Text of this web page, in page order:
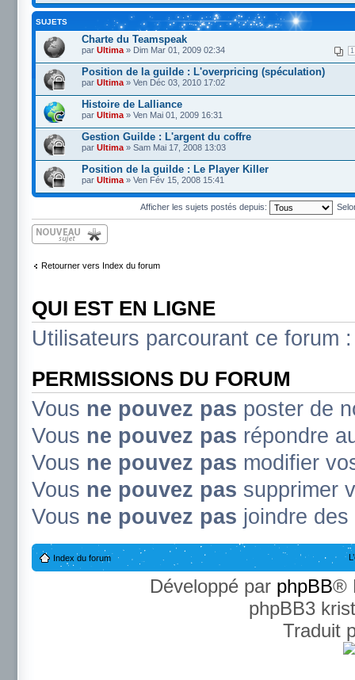
SUJETS
Charte du Teamspeak
1
par Ultima » Dim Mar 01, 2009 02:34
Position de la guilde : L'overpricing (spéculation)
par Ultima » Ven Déc 03, 2010 17:02
Histoire de Lalliance
par Ultima » Ven Mai 01, 2009 16:31
Gestion Guilde : L'argent du coffre
par Ultima » Sam Mai 17, 2008 13:03
Position de la guilde : Le Player Killer
par Ultima » Ven Fév 15, 2008 15:41
Afficher les sujets postés depuis:
Écrire un nouveau
sujet
Retourner vers Index du forum
QUI EST EN LIGNE
Utilisateurs parcourant ce forum
PERMISSIONS DU FORUM
Vous ne pouvez pas poster de
Vous ne pouvez pas répondre
Vous ne pouvez pas modifier
Vous ne pouvez pas supprimer
Vous ne pouvez pas joindre
Index du forum
Développé par phpBB®
phpBB3
Traduit